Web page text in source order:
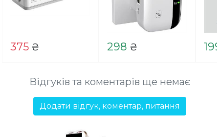
375 ₴ 298 ₴
Відгуків та коментарів ще немає
Додати відгук, коментар, питання